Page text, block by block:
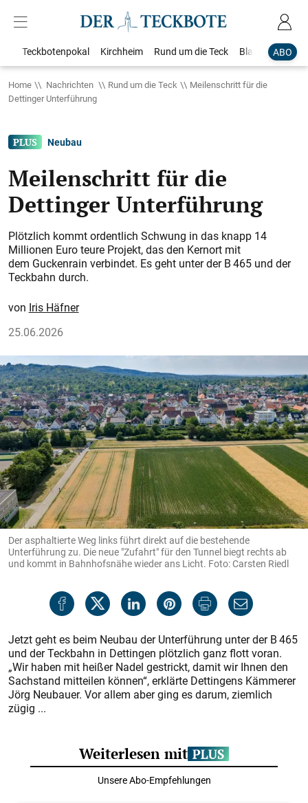
ABO
Teckbotenpokal Kirchheim Rund um die Teck Blaulicht
Home Nachrichten Rund um die Teck
Meilenschritt für die
Dettinger Unterführung
Neubau
Meilenschritt für die
Dettinger Unterführung
Plötzlich kommt ordentlich Schwung in das knapp 14
Millionen Euro teure Projekt, das den Kernort mit
dem Guckenrain verbindet. Es geht unter der B 465 und der
Teckbahn durch.
Iris Häfner
25.06.2026
Der asphaltierte Weg links führt direkt auf die bestehende
Unterführung zu. Die neue "Zufahrt" für den Tunnel biegt rechts ab
und kommt in Bahnhofsnähe wieder ans Licht. Foto: Carsten Riedl
Jetzt geht es beim Neubau der Unterführung unter der B 465
und der Teckbahn in Dettingen plötzlich ganz flott voran.
„Wir haben mit heißer Nadel gestrickt, damit wir Ihnen den
Sachstand mitteilen können“, erklärte Dettingens Kämmerer
Jörg Neubauer. Vor allem aber ging es darum, ziemlich
zügig ...